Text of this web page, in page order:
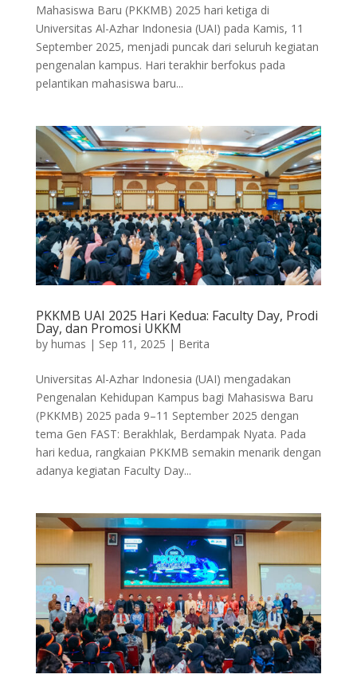
Mahasiswa Baru (PKKMB) 2025 hari ketiga di
Universitas Al-Azhar Indonesia (UAI) pada Kamis, 11
September 2025, menjadi puncak dari seluruh kegiatan
pengenalan kampus. Hari terakhir berfokus pada
pelantikan mahasiswa baru...
PKKMB UAI 2025 Hari Kedua: Faculty Day, Prodi
Day, dan Promosi UKKM
by humas | Sep 11, 2025 | Berita
Universitas Al-Azhar Indonesia (UAI) mengadakan
Pengenalan Kehidupan Kampus bagi Mahasiswa Baru
(PKKMB) 2025 pada 9–11 September 2025 dengan
tema Gen FAST: Berakhlak, Berdampak Nyata. Pada
hari kedua, rangkaian PKKMB semakin menarik dengan
adanya kegiatan Faculty Day...